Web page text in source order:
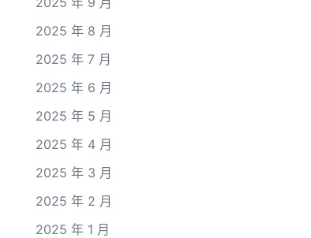
2025 年 8 月
2025 年 7 月
2025 年 6 月
2025 年 5 月
2025 年 4 月
2025 年 3 月
2025 年 2 月
2025 年 1 月